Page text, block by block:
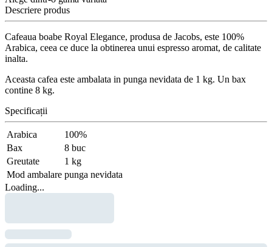
Descriere produs
Cafeaua boabe Royal Elegance, produsa de Jacobs, este 100%
Arabica, ceea ce duce la obtinerea unui espresso aromat, de calitate
inalta.
Aceasta cafea este ambalata in punga nevidata de 1 kg. Un bax
contine 8 kg.
Specificații
Arabica
100%
Bax
8 buc
Greutate
1 kg
Mod ambalare punga nevidata
Loading...